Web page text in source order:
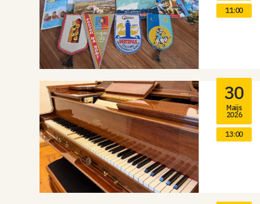
11:00
30
Maijs
2026
13:00